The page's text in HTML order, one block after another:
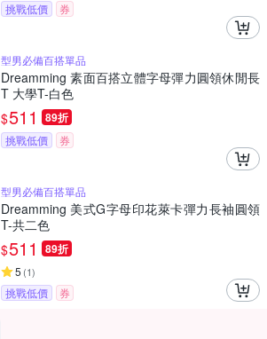
挑戰低價 券
型男必備百搭單品
Dreamming 素面百搭立體字母彈力圓領休閒長
T 大學T-白色
$511 89折
挑戰低價 券
型男必備百搭單品
Dreamming 美式G字母印花萊卡彈力長袖圓領
T-共二色
$511 89折
5 (1)
挑戰低價 券